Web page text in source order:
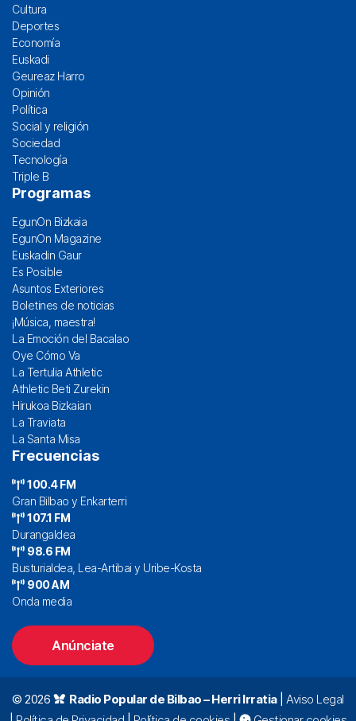
Cultura
Deportes
Economía
Euskadi
Geureaz Harro
Opinión
Política
Social y religión
Sociedad
Tecnología
Triple B
Programas
EgunOn Bizkaia
EgunOn Magazine
Euskadin Gaur
Es Posible
Asuntos Exteriores
Boletines de noticias
¡Música, maestra!
La Emoción del Bacalao
Oye Cómo Va
La Tertulia Athletic
Athletic Beti Zurekin
Hirukoa Bizkaian
La Traviata
La Santa Misa
Frecuencias
100.4 FM
Gran Bilbao y Enkarterri
107.1 FM
Durangaldea
98.6 FM
Busturialdea, Lea-Artibai y Uribe-Kosta
900 AM
Onda media
Anúnciate
© 2026 Radio Popular de Bilbao – Herri Irratia| Aviso Legal